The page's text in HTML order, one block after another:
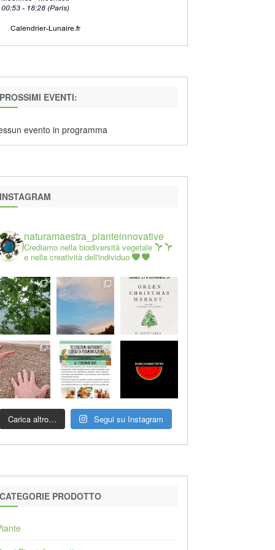
EVENTI:
evento in programma
naturamaestra_pianteinnovative
Crediamo nella biodiversità vegetale
e nella creatività dell'individuo
Carica altro… Segui su Instagram
PRODOTTO